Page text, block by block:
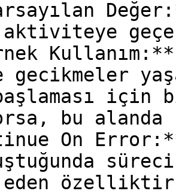
gecikmeler
başlaması
bu
On